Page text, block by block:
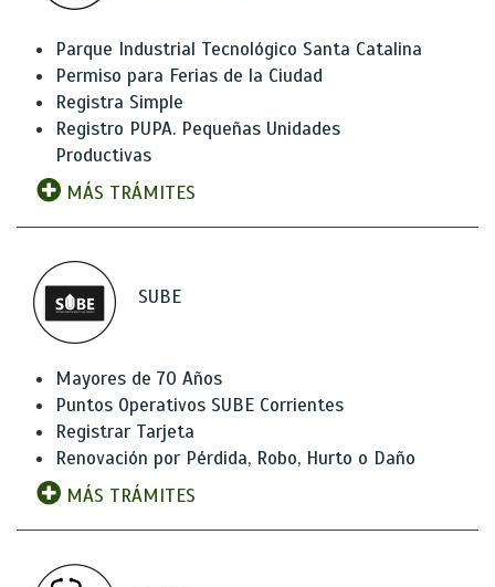
Parque Industrial Tecnológico Santa Catalina
Permiso para Ferias de la Ciudad
Registra Simple
Registro PUPA. Pequeñas Unidades
Productivas
MÁS TRÁMITES
SUBE
Mayores de 70 Años
Puntos Operativos SUBE Corrientes
Registrar Tarjeta
Renovación por Pérdida, Robo, Hurto o Daño
MÁS TRÁMITES